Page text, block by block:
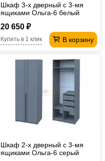
Шкаф 3-х дверный с 3-мя
ящиками Ольга-6 белый
20 650 ₽
В корзину
Купить в 1 клик
Шкаф 2-х дверный с 3-мя
ящиками Ольга-6 серый